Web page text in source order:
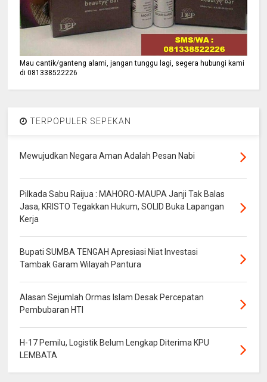
Mau cantik/ganteng alami, jangan tunggu lagi, segera hubungi kami
di 081338522226
TERPOPULER SEPEKAN
Mewujudkan Negara Aman Adalah Pesan Nabi
Pilkada Sabu Raijua : MAHORO-MAUPA Janji Tak Balas
Jasa, KRISTO Tegakkan Hukum, SOLID Buka Lapangan
Kerja
Bupati SUMBA TENGAH Apresiasi Niat Investasi
Tambak Garam Wilayah Pantura
Alasan Sejumlah Ormas Islam Desak Percepatan
Pembubaran HTI
H-17 Pemilu, Logistik Belum Lengkap Diterima KPU
LEMBATA